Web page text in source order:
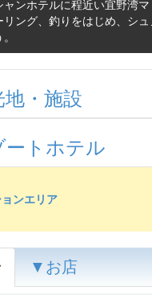
ンホテルに程近い宜野湾
ング、釣りをはじめ、シ
・施設
ートホテル
ンエリア
▼お店